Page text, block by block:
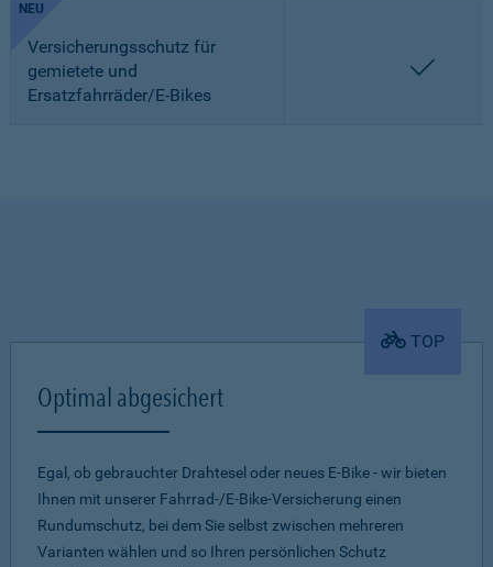
NEU
Versicherungsschutz für
gemietete und
Ersatzfahrräder/E-Bikes
TOP
Optimal abgesichert
Egal, ob gebrauchter Drahtesel oder neues E-Bike - wir bieten
Ihnen mit unserer Fahrrad-/E-Bike-Versicherung einen
Rundumschutz, bei dem Sie selbst zwischen mehreren
Varianten wählen und so Ihren persönlichen Schutz